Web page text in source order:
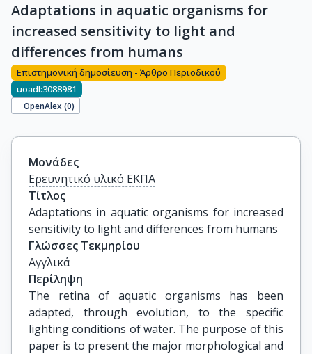
Adaptations in aquatic organisms for
increased sensitivity to light and
differences from humans
Επιστημονική δημοσίευση - Άρθρο Περιοδικού
uoadl:3088981
OpenAlex (0)
Μονάδες
Ερευνητικό υλικό ΕΚΠΑ
Τίτλος
Adaptations in aquatic organisms for increased
sensitivity to light and differences from humans
Γλώσσες Τεκμηρίου
Αγγλικά
Περίληψη
The retina of aquatic organisms has been
adapted, through evolution, to the specific
lighting conditions of water. The purpose of this
paper is to present the major morphological and